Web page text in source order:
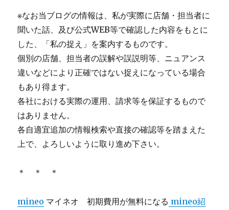
※なお当ブログの情報は、私が実際に店舗・担当者に
聞いた話、及び公式WEB等で確認した内容をもとに
した、「私の捉え」を案内するものです。
個別の店舗、担当者の誤解や誤説明等、ニュアンス
違いなどにより正確ではない捉えになっている場合
もあり得ます。
各社における実際の運用、請求等を保証するもので
はありません。
各自適宜追加の情報検索や直接の確認等を踏まえた
上で、よろしいように取り進め下さい。
＊ ＊ ＊
mineo マイネオ 初期費用が無料になる mineo紹